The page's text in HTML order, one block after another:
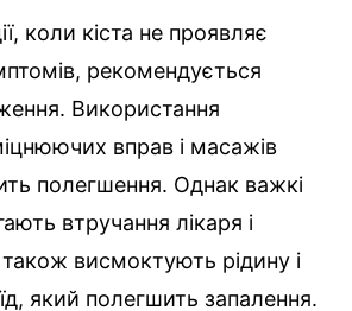
коли кіста не проявляє
рекомендується
Використання
вправ і масажів
полегшення. Однак важкі
втручання лікаря і
також висмоктують рідину і
який полегшить запалення.